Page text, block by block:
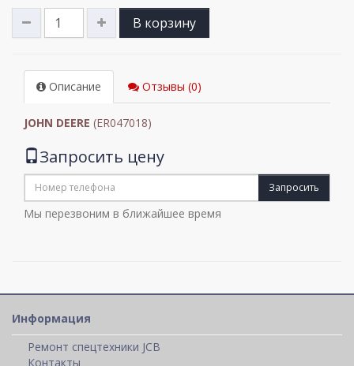
В корзину
Описание Отзывы (0)
JOHN DEERE (ER047018)
Запросить цену
Запросить
Мы перезвоним в ближайшее время
Информация
Ремонт спецтехники JCB
Контакты